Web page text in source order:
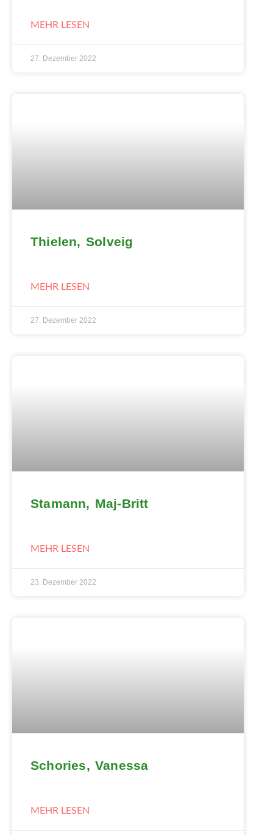
MEHR LESEN
27. Dezember 2022
Thielen, Solveig
MEHR LESEN
27. Dezember 2022
Stamann, Maj-Britt
MEHR LESEN
23. Dezember 2022
Schories, Vanessa
MEHR LESEN